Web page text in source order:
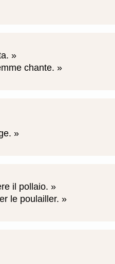
chante.
il pollaio.
le poulailler.